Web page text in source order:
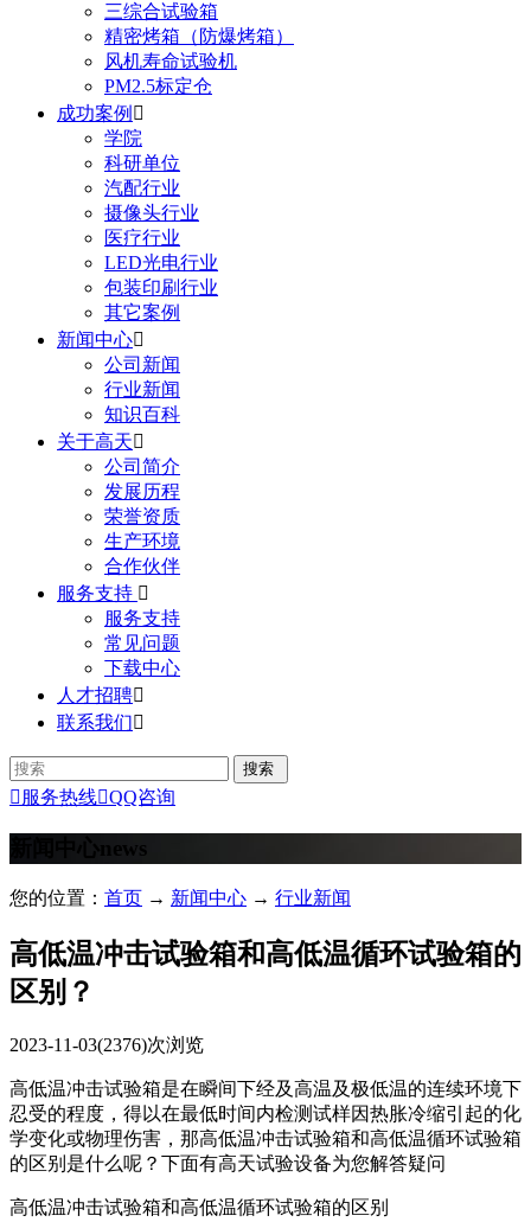
三综合试验箱
精密烤箱（防爆烤箱）
风机寿命试验机
PM2.5标定仓
成功案例 
学院
科研单位
汽配行业
摄像头行业
医疗行业
LED光电行业
包装印刷行业
其它案例
新闻中心
公司新闻
行业新闻
知识百科
关于高天
公司简介
发展历程
荣誉资质
生产环境
合作伙伴
服务支持 
服务支持
常见问题
下载中心
人才招聘
联系我们
 服务热线QQ咨询
news
您的位置： 首页 → 新闻中心 → 行业新闻
高低温冲击试验箱和高低温循环试验箱的
区别？
2023-11-03(2376)次浏览
高低温冲击试验箱是在瞬间下经及高温及极低温的连续环境下
忍受的程度，得以在最低时间内检测试样因热胀冷缩引起的化
学变化或物理伤害，那高低温冲击试验箱和高低温循环试验箱
的区别是什么呢？下面有高天试验设备为您解答疑问
高低温冲击试验箱和高低温循环试验箱的区别